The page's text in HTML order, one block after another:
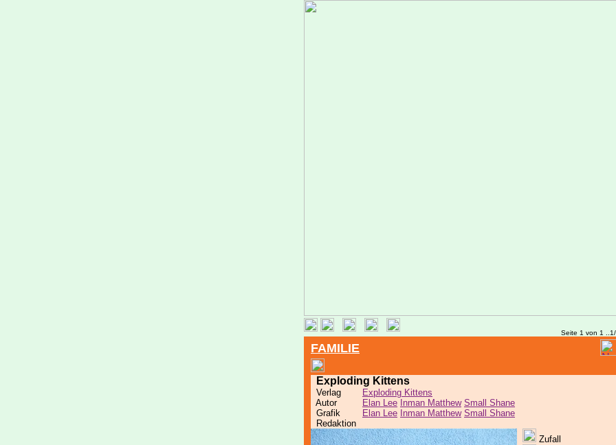
Seite 1 von 1
FAMILIE
Exploding Kittens
Verlag
Exploding Kittens
Autor
Elan Lee Inman Matthew Small Shane
Grafik
Elan Lee Inman Matthew Small Shane
Redaktion
Zufall